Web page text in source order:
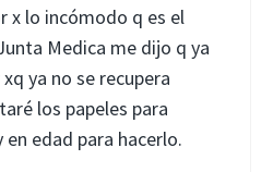
x lo incómodo q es el
Medica me dijo q ya
ya no se recupera
los papeles para
edad para hacerlo.